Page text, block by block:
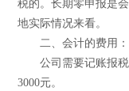
税的。长期零申报是
地实际情况来看。
二、会计的费用：
公司需要记账报税
3000元。